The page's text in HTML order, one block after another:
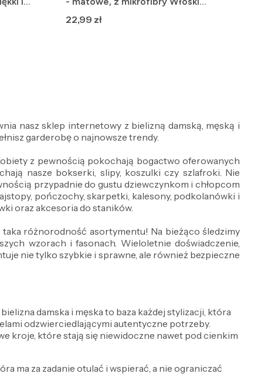
Producent
Cena
22,99 zł
nasz sklep internetowy z bielizną damską, męską i
garderobę o najnowsze trendy.
z pewnością pokochają bogactwo oferowanych
nasze bokserki, slipy, koszulki czy szlafroki. Nie
przypadnie do gustu dziewczynkom i chłopcom
pończochy, skarpetki, kalesony, podkolanówki i
oraz akcesoria do staników.
różnorodność asortymentu! Na bieżąco śledzimy
wzorach i fasonach. Wieloletnie doświadczenie,
nie tylko szybkie i sprawne, ale również bezpieczne
damska i męska to baza każdej stylizacji, która
odzwierciedlającymi autentyczne potrzeby.
kroje, które stają się niewidoczne nawet pod cienkim
ma za zadanie otulać i wspierać, a nie ograniczać